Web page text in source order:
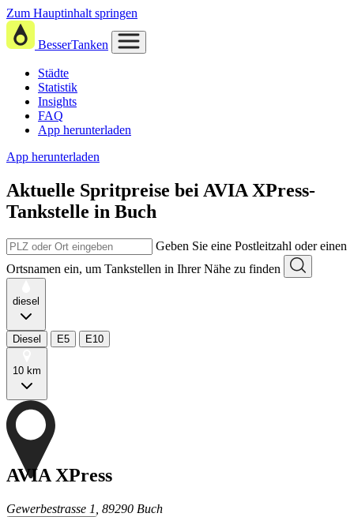
Zum Hauptinhalt springen
BesserTanken
Städte
Statistik
Insights
FAQ
App herunterladen
App herunterladen
Aktuelle Spritpreise bei AVIA XPress-
Tankstelle in Buch
Geben Sie eine Postleitzahl oder einen
Ortsnamen ein, um Tankstellen in Ihrer Nähe zu finden
diesel
Diesel E5 E10
10 km
AVIA XPress
Gewerbestrasse 1, 89290 Buch